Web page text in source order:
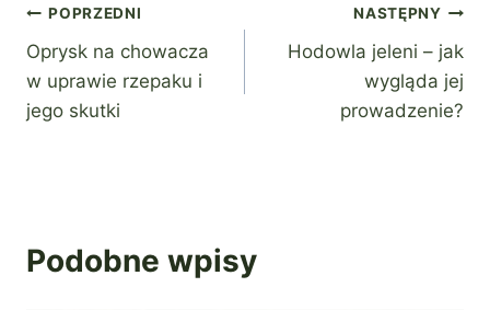
Nawigacja
wpisu
POPRZEDNI
Oprysk na chowacza
w uprawie rzepaku i
jego skutki
NASTĘPNY
Hodowla jeleni – jak
wygląda jej
prowadzenie?
Podobne wpisy